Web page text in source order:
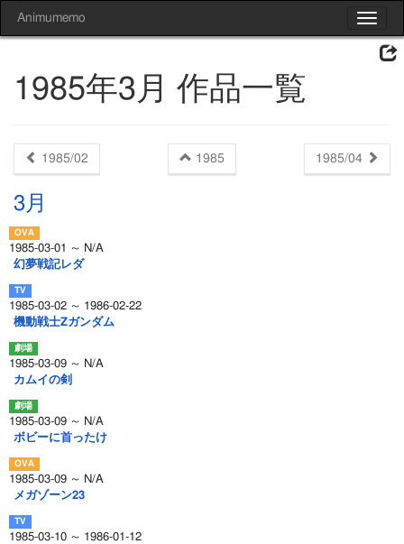
Toggle
Animumemo
1985年3月 作品一覧
1985/02 1985 1985/04
3月
1985-03-01 ～ N/A
幻夢戦記レダ
1985-03-02 ～ 1986-02-22
機動戦士Zガンダム
1985-03-09 ～ N/A
カムイの剣
1985-03-09 ～ N/A
ボビーに首ったけ
1985-03-09 ～ N/A
メガゾーン23
1985-03-10 ～ 1986-01-12